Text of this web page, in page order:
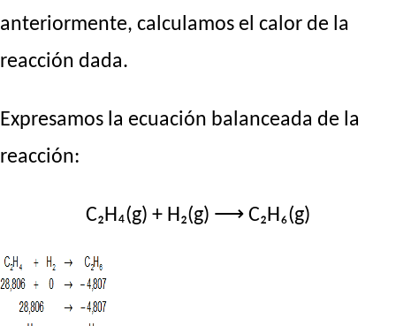
anteriormente, calculamos el calor de la
reacción dada.
Expresamos la ecuación balanceada de la
reacción:
C₂H₄(g) + H₂(g) ⟶ C₂H₆(g)